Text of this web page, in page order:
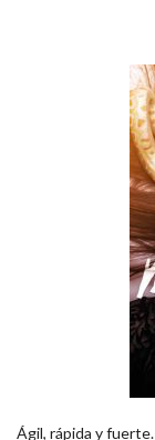
Ágil, rápida y fuerte.